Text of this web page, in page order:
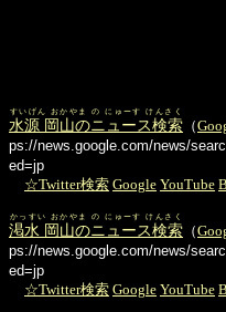
水源 岡山のニュース検索
すいげん おかやま の にゅーす けんさく
（
ps://news.google.com/news/
ed=jp
☆Twitter検索 Google YouTube
渇水 岡山のニュース検索
かっすい おかやま の にゅーす けんさく
（
ps://news.google.com/news/
ed=jp
☆Twitter検索 Google YouTube